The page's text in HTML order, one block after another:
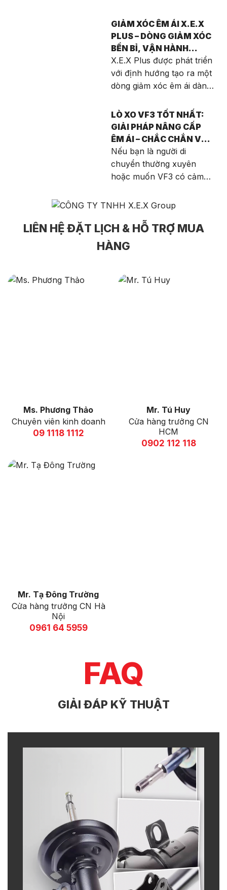
hưởng những quyền lợi
hấp dẫn: Ưu đãi trực tiếp
khi lắp đặt Giảm ngay 10%
giá trị đơn hàng. Miễn phí
100% công lắp đặt. Bảo
hành chính hãng 12 tháng
GIẢM XÓC ÊM ÁI X.E.X
PLUS – DÒNG GIẢM XÓC
BỀN BỈ, VẬN HÀNH
MƯỢT MÀ CHO MỌI
HÀNH TRÌNH
X.E.X Plus được phát triển
với định hướng tạo ra một
dòng giảm xóc êm ái dành
Không chỉ tập trung vào
độ mềm mại khi vận hành,
sản phẩm còn được tối ưu
về độ bền, khả năng chịu
tải và tính ổn định trong
điều kiện thời tiết khắc
LÒ XO VF3 TỐT NHẤT:
GIẢI PHÁP NÂNG CẤP
ÊM ÁI – CHẮC CHẮN VỚI
X.E.X PLUS DÀNH CHO
VINFAST VF3
Nếu bạn là người di
chuyển thường xuyên
hoặc muốn VF3 có cảm
nâng cấp Lò xo VF3 tốt
lý.
LIÊN HỆ ĐẶT LỊCH & HỖ TRỢ MUA
HÀNG
Ms. Phương Thảo
Chuyên viên kinh doanh
09 1118 1112
Mr. Tú Huy
Cửa hàng trưởng CN
HCM
0902 112 118
Mr. Tạ Đông Trường
Cửa hàng trưởng CN Hà
Nội
0961 64 5959
FAQ
GIẢI ĐÁP KỸ THUẬT